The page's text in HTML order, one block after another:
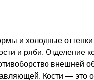
и холодные оттенки
и ряби. Отделение
внешней
Кости — это